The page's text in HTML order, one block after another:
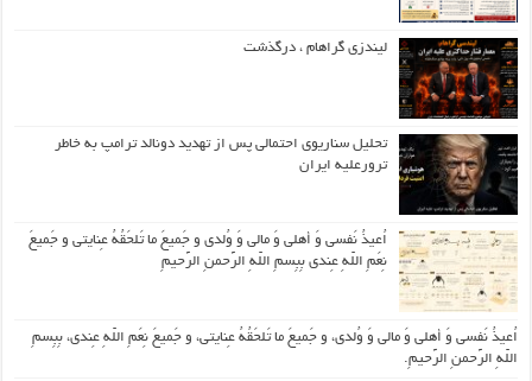
لیندزی گراهام ، درگذشت
تحلیل سناریوی احتمالی پس از تهدید دونالد ترامپ به خاطر
ترورعلیه ایران
اُعیذُ نَفسی وَ أهلی وَ مالی وَ وُلدی و جَمیعَ ما تَلحَقُهُ عِنایتی و جَمیعَ
نِعَمِ اللّهِ عِندی بِبِسمِ اللّهِ الرَّحمنِ الرَّحیمِ
اُعیذُ نَفسی وَ أهلی وَ مالی وَ وُلدی، و جَمیعَ ما تَلحَقُهُ عِنایتی، و جَمیعَ نِعَمِ اللّهِ عِندی، بِبِسمِ
اللّهِ الرَّحمنِ الرَّحیمِ.